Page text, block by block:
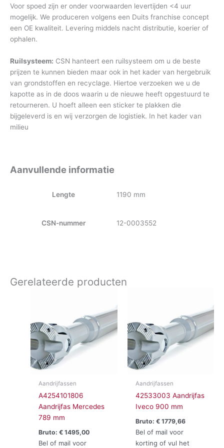
Voor spoed zijn er onder voorwaarden levertijden <4 uur
mogelijk. We produceren volgens een Duits franchise concept
een OE kwaliteit. Levering middels nacht distributie, koerier of
ophalen.
Ruilsysteem: CSN hanteert een ruilsysteem om u de beste
prijzen te kunnen bieden maar ook in het kader van hergebruik
van grondstoffen en recyclage. Hiertoe verzoeken we u de
kapotte as in de doos waarin u de nieuwe heeft opgestuurd te
retourneren. U hoeft alleen een sticker te plakken die
bijgeleverd is en wij verzorgen de logistiek. In het kader van
milieu
Aanvullende informatie
Lengte 1190 mm
CSN-nummer 12-0003552
Gerelateerde producten
Aandrijfassen
A4254101806
Aandrijfas Mercedes
789 mm
Bruto:€ 1495,00
Bel of mail voor
Aandrijfassen
42533003 Aandrijfas
Iveco 900 mm
Bruto: €1779,66
Bel of mail voor
korting of vul het